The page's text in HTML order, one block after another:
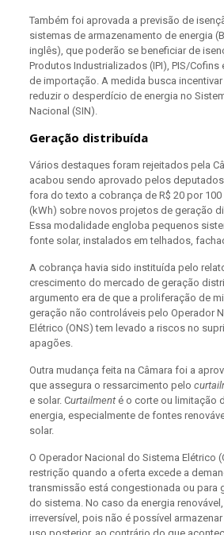
Também foi aprovada a previsão de
sistemas de armazenamento de energia
inglês), que poderão se beneficiar de
Produtos Industrializados (IPI), PIS/
de importação. A medida busca
reduzir o desperdício de energia no
Nacional (SIN).
Geração distribuída
Vários destaques foram rejeitados pela
acabou sendo aprovado pelos
fora do texto a cobrança de R$ 20 por
(kWh) sobre novos projetos de geração
Essa modalidade engloba pequenos
fonte solar, instalados em telhados,
A cobrança havia sido instituída pelo
crescimento do mercado de geração
argumento era de que a proliferação de
geração não controláveis pelo Operador
Elétrico (ONS) tem levado a riscos no
apagões.
Outra mudança feita na Câmara foi a
que assegura o ressarcimento pelo
e solar. Curtailmenté o corte ou limitação
energia, especialmente de fontes
solar.
O Operador Nacional do Sistema Elétrico
restrição quando a oferta excede a
transmissão está congestionada ou para
do sistema. No caso da energia
irreversível, pois não é possível